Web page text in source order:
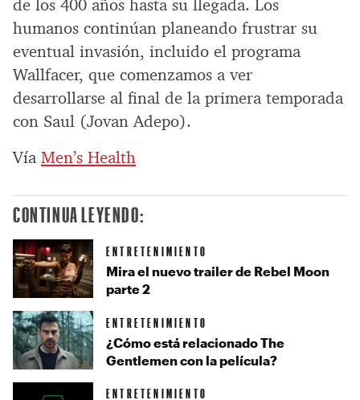
de los 400 años hasta su llegada. Los
humanos continúan planeando frustrar su
eventual invasión, incluido el programa
Wallfacer, que comenzamos a ver
desarrollarse al final de la primera temporada
con Saul (Jovan Adepo).
Vía Men’s Health
CONTINUA LEYENDO:
ENTRETENIMIENTO
Mira el nuevo trailer de Rebel Moon
parte 2
ENTRETENIMIENTO
¿Cómo está relacionado The
Gentlemen con la película?
ENTRETENIMIENTO